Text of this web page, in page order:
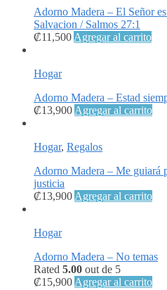
Adorno Madera – El Señor
Salvacion / Salmos 27:1
₡11,500 Agregar al carrito
Hogar
Adorno Madera – Estad
₡13,900 Agregar al carrito
Hogar, Regalos
Adorno Madera – Me guiará
justicia
₡13,900 Agregar al carrito
Hogar
Adorno Madera – No temas
Rated 5.00 out de 5
₡15,900 Agregar al carrito